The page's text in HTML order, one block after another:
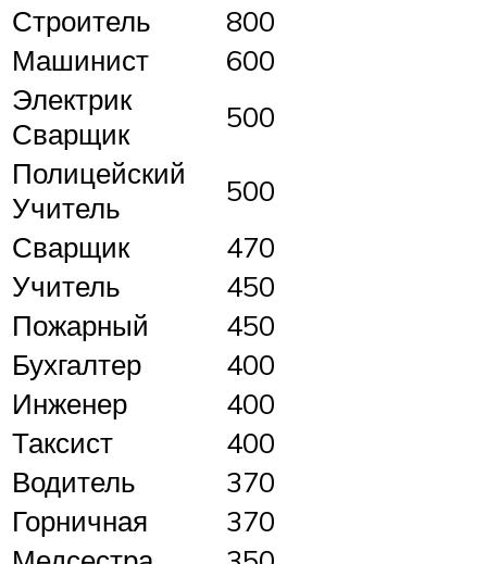
Строитель
800
Машинист
600
Электрик
Сварщик
500
Полицейский
Учитель
500
Сварщик
470
Учитель
450
Пожарный
450
Бухгалтер
400
Инженер
400
Таксист
400
Водитель
370
Горничная
370